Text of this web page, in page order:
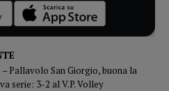
– Pallavolo San Giorgio, buona la
serie: 3-2 al V.P. Volley